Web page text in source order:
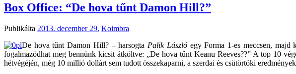
Box Office: “De hova tűnt Damon Hill?”
Publikálta 2013. december 29. Koimbra
De hova tűnt Damon Hill? – harsogta Palik Lászlóegy Forma 1-es meccsen, majd
fogalmazódhat meg bennünk kicsit átköltve: „De hova tűnt Keanu Reeves??” A top 10
hétvégéjén, még 10 millió dollárt sem tudott összekaparni, a szerdai és csütörtöki